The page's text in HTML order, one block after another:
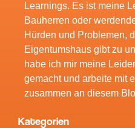
Learnings. Es ist meine
Bauherren oder
Hürden und Problemen,
Eigentumshaus gibt zu
habe ich mir meine
gemacht und arbeite mit
zusammen an diesem
Kategorien